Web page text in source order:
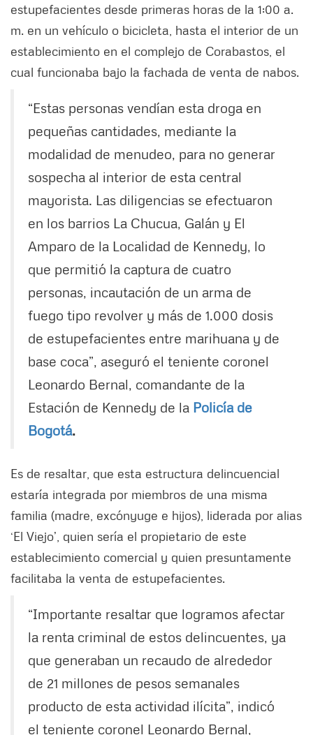
estupefacientes desde primeras horas de la 1:00 a.
m. en un vehículo o bicicleta, hasta el interior de un
establecimiento en el complejo de Corabastos, el
cual funcionaba bajo la fachada de venta de nabos.
“Estas personas vendían esta droga en
pequeñas cantidades, mediante la
modalidad de menudeo, para no generar
sospecha al interior de esta central
mayorista. Las diligencias se efectuaron
en los barrios La Chucua, Galán y El
Amparo de la Localidad de Kennedy, lo
que permitió la captura de cuatro
personas, incautación de un arma de
fuego tipo revolver y más de 1.000 dosis
de estupefacientes entre marihuana y de
base coca”, aseguró el teniente coronel
Leonardo Bernal, comandante de la
Estación de Kennedy de la Policía de
Bogotá.
Es de resaltar, que esta estructura delincuencial
estaría integrada por miembros de una misma
familia (madre, excónyuge e hijos), liderada por alias
‘El Viejo’, quien sería el propietario de este
establecimiento comercial y quien presuntamente
facilitaba la venta de estupefacientes.
“Importante resaltar que logramos afectar
la renta criminal de estos delincuentes, ya
que generaban un recaudo de alrededor
de 21 millones de pesos semanales
producto de esta actividad ilícita”, indicó
el teniente coronel Leonardo Bernal,